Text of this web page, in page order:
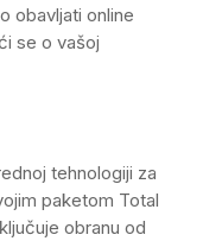
obavljati online
se o vašoj
tehnologiji za
paketom Total
obranu od